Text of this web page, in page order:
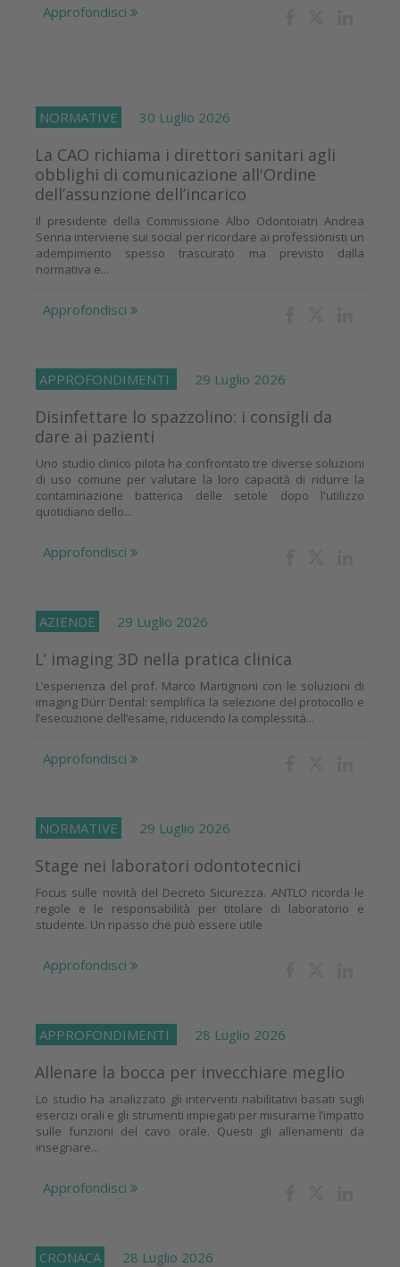
Approfondisci
NORMATIVE 30 Luglio 2026
La CAO richiama i direttori sanitari agli
obblighi di comunicazione all'Ordine
dell’assunzione dell’incarico
Il presidente della Commissione Albo Odontoiatri Andrea
Senna interviene sui social per ricordare ai professionisti un
adempimento spesso trascurato ma previsto dalla
normativa e...
Approfondisci
APPROFONDIMENTI 29 Luglio 2026
Disinfettare lo spazzolino: i consigli da
dare ai pazienti
Uno studio clinico pilota ha confrontato tre diverse soluzioni
di uso comune per valutare la loro capacità di ridurre la
contaminazione batterica delle setole dopo l'utilizzo
quotidiano dello...
Approfondisci
AZIENDE 29 Luglio 2026
L’ imaging 3D nella pratica clinica
L’esperienza del prof. Marco Martignoni con le soluzioni di
imaging Dürr Dental: semplifica la selezione del protocollo e
l’esecuzione dell’esame, riducendo la complessità...
Approfondisci
NORMATIVE 29 Luglio 2026
Stage nei laboratori odontotecnici
Focus sulle novità del Decreto Sicurezza. ANTLO ricorda le
regole e le responsabilità per titolare di laboratorio e
studente. Un ripasso che può essere utile
Approfondisci
APPROFONDIMENTI 28 Luglio 2026
Allenare la bocca per invecchiare meglio
Lo studio ha analizzato gli interventi riabilitativi basati sugli
esercizi orali e gli strumenti impiegati per misurarne l’impatto
sulle funzioni del cavo orale. Questi gli allenamenti da
insegnare...
Approfondisci
CRONACA 28 Luglio 2026